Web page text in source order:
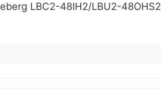
LBC2-48IH2/LBU2-48OHS2